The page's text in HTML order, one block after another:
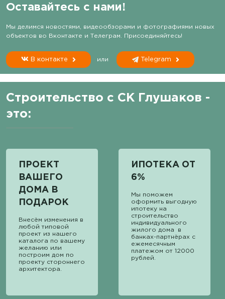
Оставайтесь с нами!
Мы делимся новостями, видеообзорами и фотографиями новых
объектов во Вконтакте и Телеграм. Присоединяйтесь!
В контакте или Telegram
Строительство с СК Глушаков -
это:
ПРОЕКТ
ВАШЕГО
ДОМА В
ПОДАРОК
Внесём изменения в
любой типовой
проект из нашего
каталога по вашему
желанию или
построим дом по
проекту стороннего
архитектора.
ИПОТЕКА ОТ
6%
Мы поможем
оформить выгодную
ипотеку на
строительство
индивидуального
жилого дома в
банках-партнёрах с
ежемесячным
платежом от 12000
рублей.